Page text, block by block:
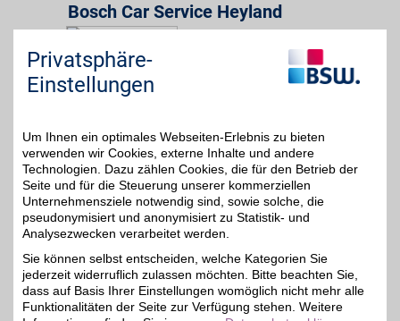
31,5 km
Bosch Car Service Heyland
Auf Karte anzeigen
43,1 km
Autohaus Rebmann GmbH Filiale Bennstedt
An der Presse 8,
06198
Salzatal
Auf Karte anzeigen
Zum Partnerprofil
Privatsphäre-
Einstellungen
Um Ihnen ein optimales Webseiten-Erlebnis zu bieten
verwenden wir Cookies, externe Inhalte und andere
Technologien. Dazu zählen Cookies, die für den Betrieb der
Seite und für die Steuerung unserer kommerziellen
Unternehmensziele notwendig sind, sowie solche, die
pseudonymisiert und anonymisiert zu Statistik- und
Analysezwecken verarbeitet werden.
Sie können selbst entscheiden, welche Kategorien Sie
jederzeit widerruflich zulassen möchten. Bitte beachten Sie,
dass auf Basis Ihrer Einstellungen womöglich nicht mehr alle
Funktionalitäten der Seite zur Verfügung stehen. Weitere